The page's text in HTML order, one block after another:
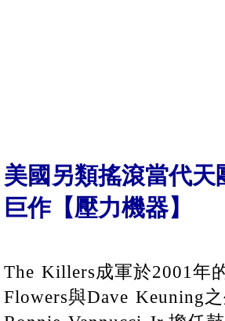
美國另類搖滾當代
巨作【壓力機器】
The Killers成軍於2001年
Flowers與Dave Keuning